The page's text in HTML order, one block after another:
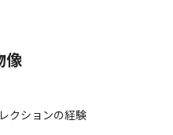
像
クションの経験